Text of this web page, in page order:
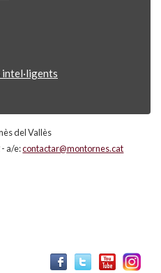
del Vallès
- a/e:contactar@montornes.cat